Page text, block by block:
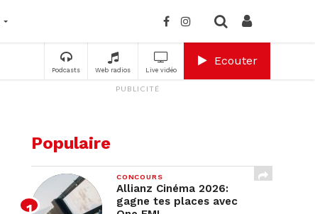
Podcasts Web radios Live vidéo
Ecouter
PUBLICITÉ
Populaire
CONCOURS
Allianz Cinéma 2026:
gagne tes places avec